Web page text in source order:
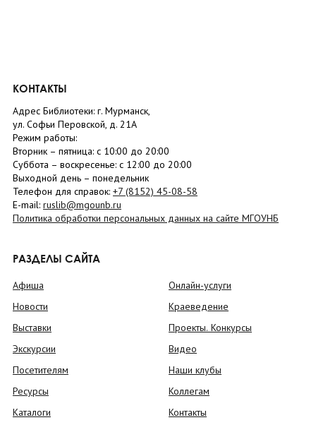
КОНТАКТЫ
Адрес Библиотеки: г. Мурманск,
ул. Софьи Перовской, д. 21А
Режим работы:
Вторник – пятница: с 10:00 до 20:00
Суббота – воскресенье: c 12:00 до 20:00
Выходной день – понедельник
Телефон для справок: +7 (8152) 45-08-58
E-mail: ruslib@mgounb.ru
Политика обработки персональных данных на сайте МГОУНБ
РАЗДЕЛЫ САЙТА
Афиша
Новости
Выставки
Экскурсии
Посетителям
Ресурсы
Каталоги
Онлайн-услуги
Краеведение
Проекты. Конкурсы
Видео
Наши клубы
Коллегам
Контакты